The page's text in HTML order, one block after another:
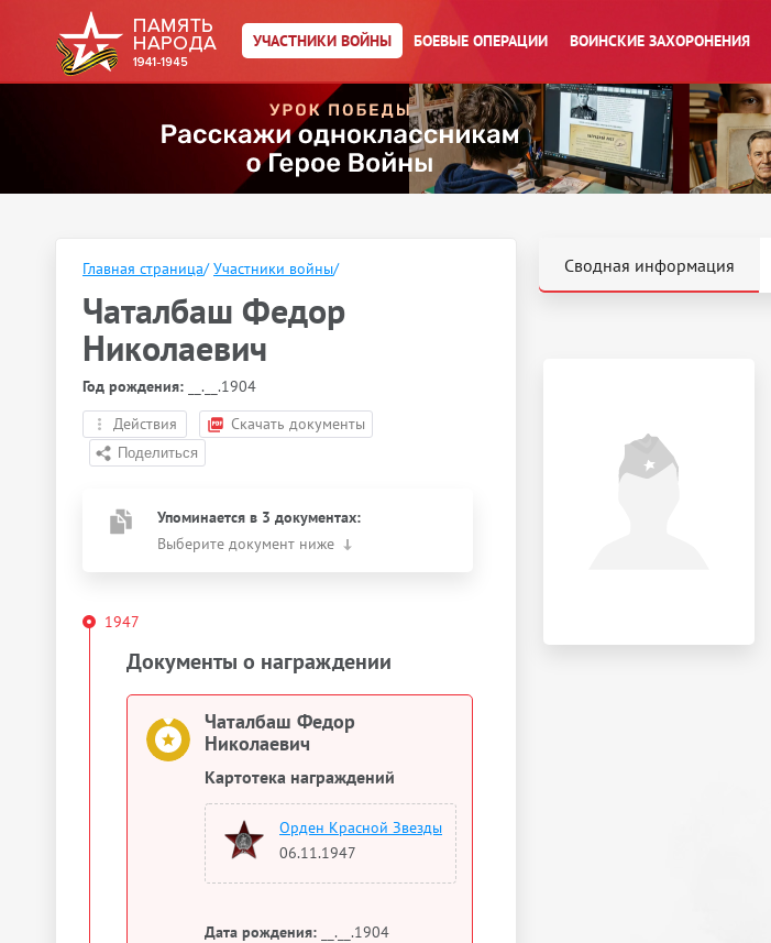
УЧАСТНИКИ ВОЙНЫ БОЕВЫЕ ОПЕРАЦИИ ВОИНСКИЕ ЗАХОРОНЕНИЯ
Главная страница/ Участники войны/
Чаталбаш Федор
Николаевич
Год рождения: __.__.1904
Действия
Скачать документы
Упоминается в 3 документах:
Выберите документ ниже
1947
Документы о награждении
Чаталбаш Федор
Николаевич
Картотека награждений
Орден Красной Звезды
06.11.1947
Дата рождения: __.__.1904
Сводная информация